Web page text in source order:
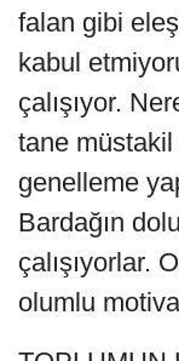
falan gibi
kabul
çalışıyor.
tane müstakil
genelleme
Bardağın
çalışıyorlar.
olumlu